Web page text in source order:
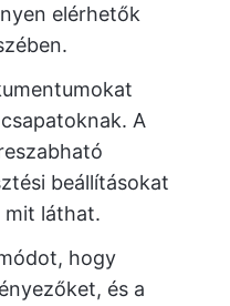
elérhetők
A
beállításokat
mit láthat.
hogy
és a